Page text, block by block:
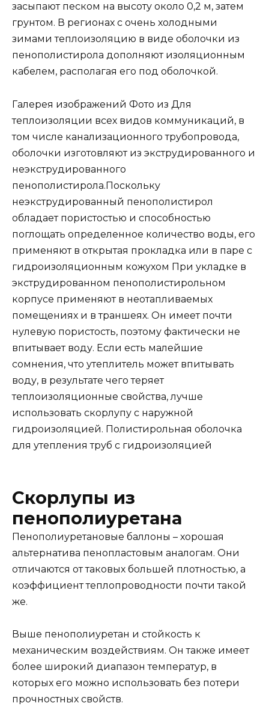
засыпают песком на высоту около 0,2 м, затем
грунтом. В регионах с очень холодными
зимами теплоизоляцию в виде оболочки из
пенополистирола дополняют изоляционным
кабелем, располагая его под оболочкой.
Галерея изображений Фото из Для
теплоизоляции всех видов коммуникаций, в
том числе канализационного трубопровода,
оболочки изготовляют из экструдированного и
неэкструдированного
пенополистирола.Поскольку
неэкструдированный пенополистирол
обладает пористостью и способностью
поглощать определенное количество воды, его
применяют в открытая прокладка или в паре с
гидроизоляционным кожухом При укладке в
экструдированном пенополистирольном
корпусе применяют в неотапливаемых
помещениях и в траншеях. Он имеет почти
нулевую пористость, поэтому фактически не
впитывает воду. Если есть малейшие
сомнения, что утеплитель может впитывать
воду, в результате чего теряет
теплоизоляционные свойства, лучше
использовать скорлупу с наружной
гидроизоляцией. Полистирольная оболочка
для утепления труб с гидроизоляцией
Скорлупы из
пенополиуретана
Пенополиуретановые баллоны – хорошая
альтернатива пенопластовым аналогам. Они
отличаются от таковых большей плотностью, а
коэффициент теплопроводности почти такой
же.
Выше пенополиуретан и стойкость к
механическим воздействиям. Он также имеет
более широкий диапазон температур, в
которых его можно использовать без потери
прочностных свойств.